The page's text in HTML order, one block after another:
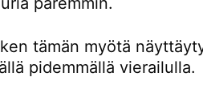
tämän myötä
pidemmällä vierailulla.